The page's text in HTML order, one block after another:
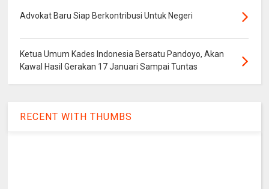
Advokat Baru Siap Berkontribusi Untuk Negeri
Ketua Umum Kades Indonesia Bersatu Pandoyo, Akan
Kawal Hasil Gerakan 17 Januari Sampai Tuntas
RECENT WITH THUMBS